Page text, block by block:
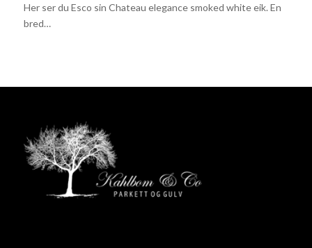
Her ser du Esco sin Chateau elegance smoked white eik. En
bred…